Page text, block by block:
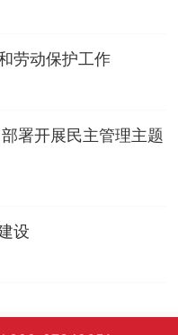
劳动保护工作
署开展民主管理主题
设